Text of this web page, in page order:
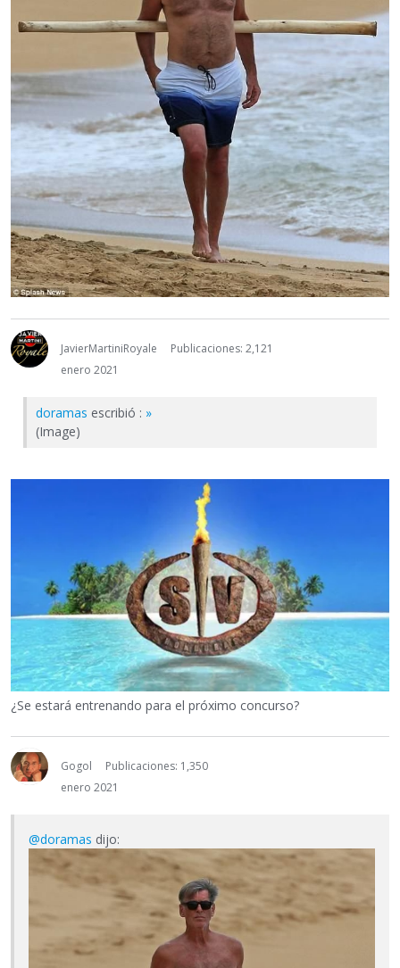
JavierMartiniRoyale
Publicaciones: 2,121
enero 2021
doramas escribió : »
(Image)
¿Se estará entrenando para el próximo concurso?
Gogol
Publicaciones: 1,350
enero 2021
@doramas dijo: